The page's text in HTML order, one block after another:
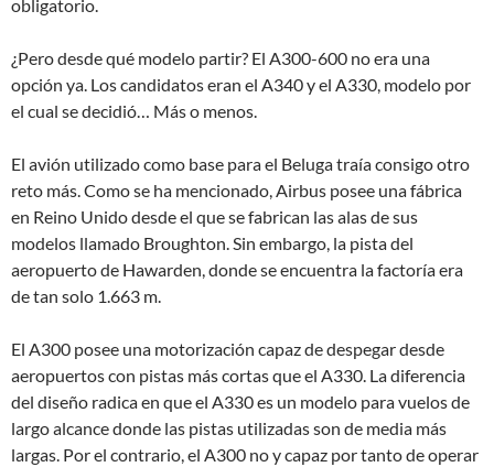
obligatorio.
¿Pero desde qué modelo partir? El A300-600 no era una
opción ya. Los candidatos eran el A340 y el A330, modelo por
el cual se decidió… Más o menos.
El avión utilizado como base para el Beluga traía consigo otro
reto más. Como se ha mencionado, Airbus posee una fábrica
en Reino Unido desde el que se fabrican las alas de sus
modelos llamado Broughton. Sin embargo, la pista del
aeropuerto de Hawarden, donde se encuentra la factoría era
de tan solo 1.663 m.
El A300 posee una motorización capaz de despegar desde
aeropuertos con pistas más cortas que el A330. La diferencia
del diseño radica en que el A330 es un modelo para vuelos de
largo alcance donde las pistas utilizadas son de media más
largas. Por el contrario, el A300 no y capaz por tanto de operar